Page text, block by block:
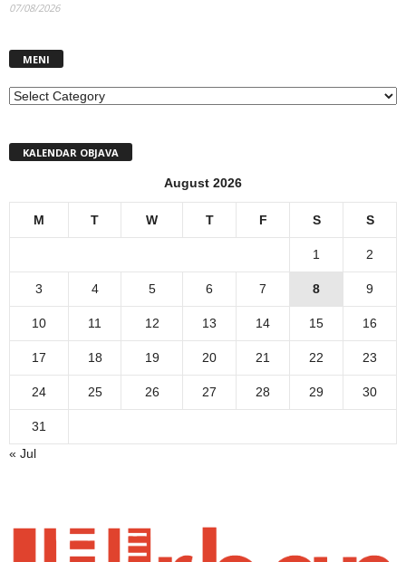
07/08/2026
MENI
MENI
KALENDAR OBJAVA
August 2026
M T W T F S S
1 2
3 4 5 6 7 8 9
10 11 12 13 14 15 16
17 18 19 20 21 22 23
24 25 26 27 28 29 30
31
« Jul